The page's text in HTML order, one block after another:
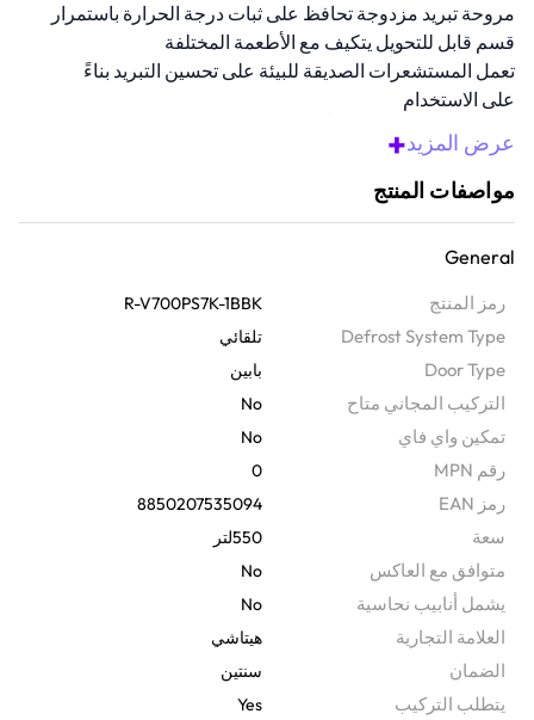
مروحة تبريد مزدوجة تحافظ على ثبات درجة الحرارة باستمرار
قسم قابل للتحويل يتكيف مع الأطعمة المختلفة
تعمل المستشعرات الصديقة للبيئة على تحسين التبريد بناءً
على الاستخدام
سعة واسعة تبلغ 550 لتراً تناسب الأسر الكبيرة
مصنوعة من مواد متينة لضمان أداء يدوم طويلاً
عرض المزيد+
مواصفات المنتج
General
رمز المنتج R-V700PS7K-1BBK
Defrost System Type تلقائي
Door Type بابين
التركيب المجاني متاح No
تمكين واي فاي No
رقم MPN 0
رمز EAN 8850207535094
سعة 550لتر
متوافق مع العاكس No
يشمل أنابيب نحاسية No
‫العلامة التجارية هيتاشي
الضمان‬ سنتين
يتطلب التركيب Yes